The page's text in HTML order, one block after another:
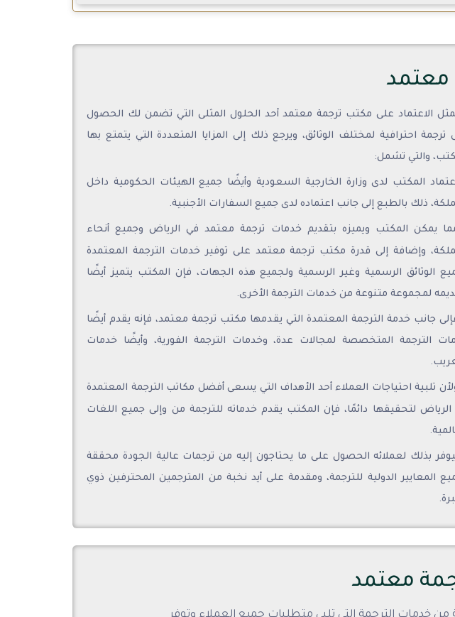
معتمد
الاعتماد على مكتب ترجمة معتمد أحد الحلول المثلى التي تضمن لك الحصول
ترجمة احترافية لمختلف الوثائق، ويرجع ذلك إلى المزايا المتعددة التي يتمتع بها
والتي تشمل:
المكتب لدى وزارة الخارجية السعودية وأيضًا جميع الهيئات الحكومية داخل
ذلك بالطبع إلى جانب اعتماده لدى جميع السفارات الأجنبية.
يمكن المكتب ويميزه بتقديم خدمات ترجمة معتمد في الرياض وجميع أنحاء
وإضافة إلى قدرة مكتب ترجمة معتمد على توفير خدمات الترجمة المعتمدة
الوثائق الرسمية وغير الرسمية ولجميع هذه الجهات، فإن المكتب يتميز أيضًا
لمجموعة متنوعة من خدمات الترجمة الأخرى.
جانب خدمة الترجمة المعتمدة التي يقدمها مكتب ترجمة معتمد، فإنه يقدم أيضًا
الترجمة المتخصصة لمجالات عدة، وخدمات الترجمة الفورية، وأيضًا خدمات
تلبية احتياجات العملاء أحد الأهداف التي يسعى أفضل مكاتب الترجمة المعتمدة
لتحقيقها دائمًا، فإن المكتب يقدم خدماته للترجمة من وإلى جميع اللغات
بذلك لعملائه الحصول على ما يحتاجون إليه من ترجمات عالية الجودة محققة
المعايير الدولية للترجمة، ومقدمة على أيد نخبة من المترجمين المحترفين ذوي
معتمد